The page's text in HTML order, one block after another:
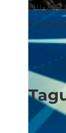
© arnet